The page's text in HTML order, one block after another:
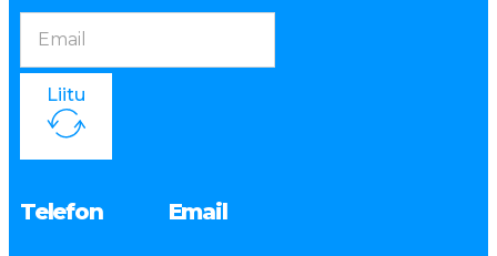
Liitu
Telefon Email